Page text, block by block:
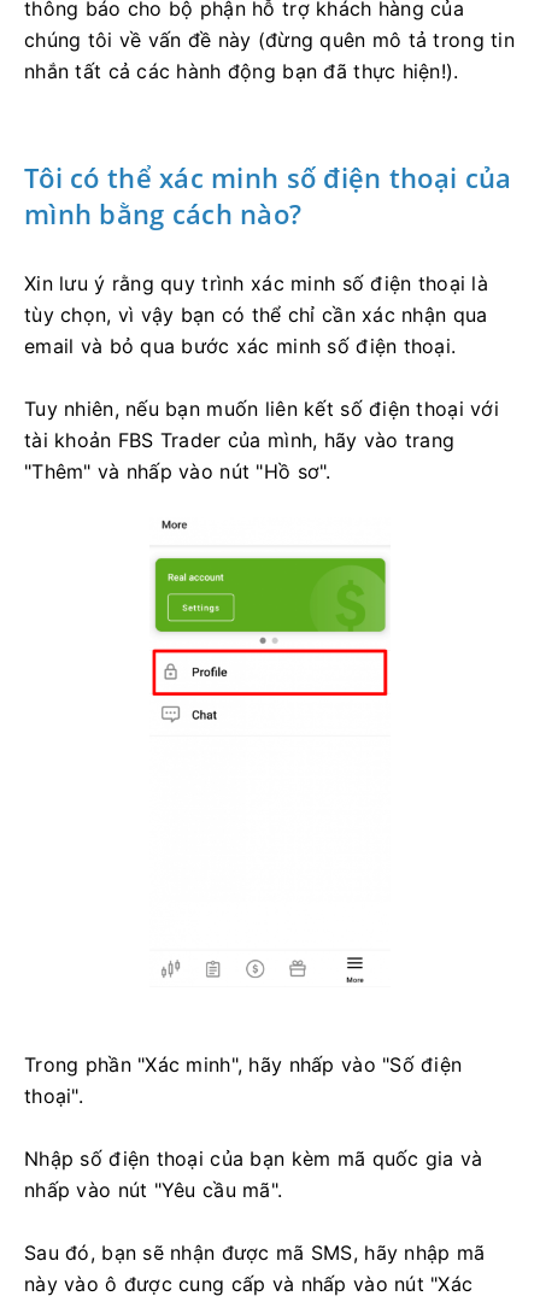
thông báo cho bộ phận hỗ trợ khách hàng của
chúng tôi về vấn đề này (đừng quên mô tả trong tin
nhắn tất cả các hành động bạn đã thực hiện!).
Tôi có thể xác minh số điện thoại của
mình bằng cách nào?
Xin lưu ý rằng quy trình xác minh số điện thoại là
tùy chọn, vì vậy bạn có thể chỉ cần xác nhận qua
email và bỏ qua bước xác minh số điện thoại.
Tuy nhiên, nếu bạn muốn liên kết số điện thoại với
tài khoản FBS Trader của mình, hãy vào trang
"Thêm" và nhấp vào nút "Hồ sơ".
Trong phần "Xác minh", hãy nhấp vào "Số điện
thoại".
Nhập số điện thoại của bạn kèm mã quốc gia và
nhấp vào nút "Yêu cầu mã".
Sau đó, bạn sẽ nhận được mã SMS, hãy nhập mã
này vào ô được cung cấp và nhấp vào nút "Xác